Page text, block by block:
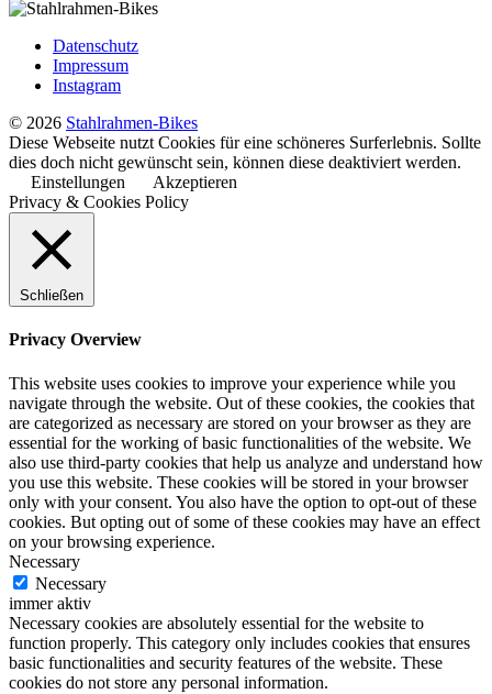
Datenschutz
Impressum
Instagram
© 2026 Stahlrahmen-Bikes
Diese Webseite nutzt Cookies für eine schöneres Surferlebnis. Sollte
dies doch nicht gewünscht sein, können diese deaktiviert werden.
Einstellungen
Akzeptieren
Privacy & Cookies Policy
Schließen
Privacy Overview
This website uses cookies to improve your experience while you
navigate through the website. Out of these cookies, the cookies that
are categorized as necessary are stored on your browser as they are
essential for the working of basic functionalities of the website. We
also use third-party cookies that help us analyze and understand how
you use this website. These cookies will be stored in your browser
only with your consent. You also have the option to opt-out of these
cookies. But opting out of some of these cookies may have an effect
on your browsing experience.
Necessary
Necessary
immer aktiv
Necessary cookies are absolutely essential for the website to
function properly. This category only includes cookies that ensures
basic functionalities and security features of the website. These
cookies do not store any personal information.